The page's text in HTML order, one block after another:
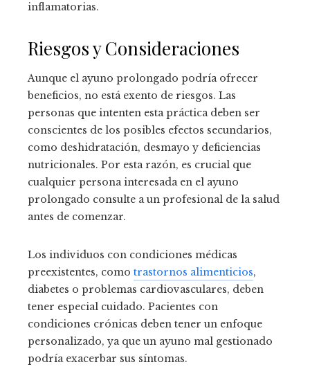
inflamatorias.
Riesgos y Consideraciones
Aunque el ayuno prolongado podría ofrecer
beneficios, no está exento de riesgos. Las
personas que intenten esta práctica deben ser
conscientes de los posibles efectos secundarios,
como deshidratación, desmayo y deficiencias
nutricionales. Por esta razón, es crucial que
cualquier persona interesada en el ayuno
prolongado consulte a un profesional de la salud
antes de comenzar.
Los individuos con condiciones médicas
preexistentes, como trastornos alimenticios,
diabetes o problemas cardiovasculares, deben
tener especial cuidado. Pacientes con
condiciones crónicas deben tener un enfoque
personalizado, ya que un ayuno mal gestionado
podría exacerbar sus síntomas.